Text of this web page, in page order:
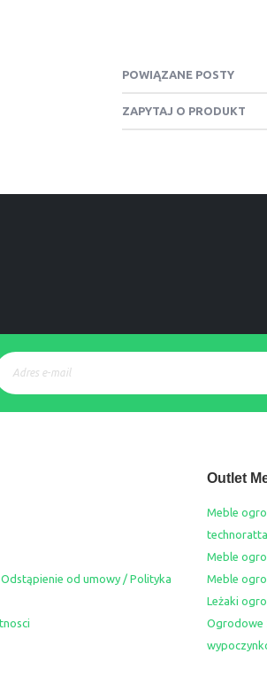
POWIĄZANE POSTY
ZAPYTAJ O PRODUKT
od umowy / Polityka
Outlet
Meble
Meble
Meble
Leżaki
Ogrodowe